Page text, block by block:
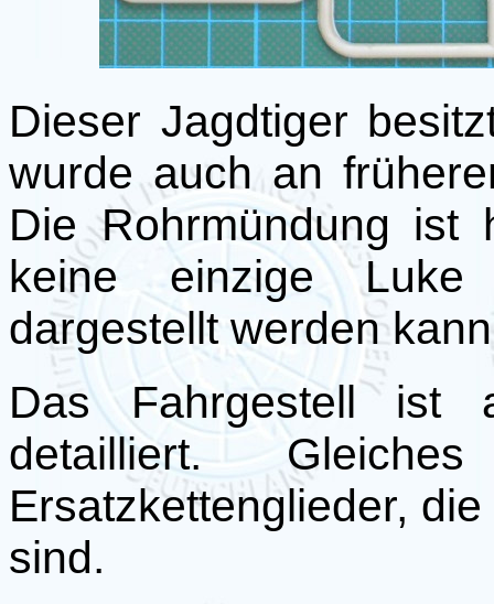
Dieser Jagdtiger
wurde auch an
Die Rohrmündung ist
keine einzige Luke
dargestellt werden
Das Fahrgestell ist
detailliert.
Ersatzkettenglieder,
sind.